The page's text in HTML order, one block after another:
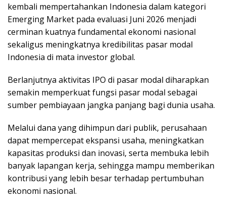
kembali mempertahankan Indonesia dalam kategori
Emerging Market pada evaluasi Juni 2026 menjadi
cerminan kuatnya fundamental ekonomi nasional
sekaligus meningkatnya kredibilitas pasar modal
Indonesia di mata investor global.
Berlanjutnya aktivitas IPO di pasar modal diharapkan
semakin memperkuat fungsi pasar modal sebagai
sumber pembiayaan jangka panjang bagi dunia usaha.
Melalui dana yang dihimpun dari publik, perusahaan
dapat mempercepat ekspansi usaha, meningkatkan
kapasitas produksi dan inovasi, serta membuka lebih
banyak lapangan kerja, sehingga mampu memberikan
kontribusi yang lebih besar terhadap pertumbuhan
ekonomi nasional.